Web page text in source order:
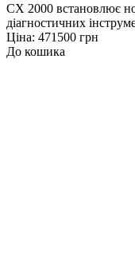
CX 2000 встановлює
діагностичних
Ціна: 471500 грн
До кошика